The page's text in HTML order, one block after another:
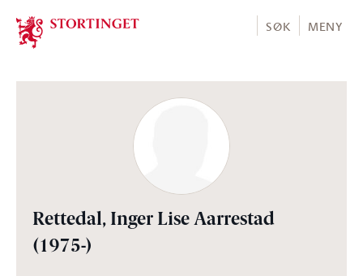
Stortinget.no
SØK MENY
Rettedal, Inger Lise Aarrestad
(1975-)